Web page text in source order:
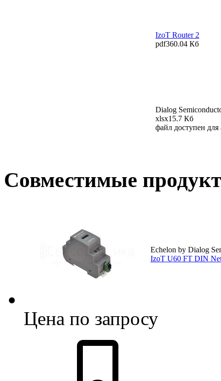
IzoT Router 2
pdf360.04 Кб
Dialog
xlsx15.7 Кб
файл доступен для
Совместимые
Echelon by Dialog
IzoT U60 FT DIN
Цена по запросу